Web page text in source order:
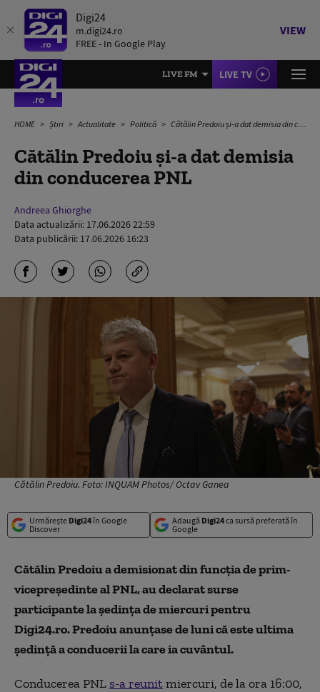
Digi24
m.digi24.ro
FREE - In Google Play
VIEW
LIVE FM LIVE TV
HOME Știri Actualitate Politică Cătălin Predoiu și-a dat demisia din conducerea PNL
Cătălin Predoiu și-a dat demisia
din conducerea PNL
Andreea Ghiorghe
Data actualizării: 17.06.2026 22:59
Data publicării: 17.06.2026 16:23
Cătălin Predoiu. Foto: INQUAM Photos/ Octav Ganea
Urmărește Digi24în Google
Discover
Adaugă Digi24ca sursă preferată în
Google
Cătălin Predoiu a demisionat din funcția de prim-
vicepreședinte al PNL, au declarat surse
participante la ședința de miercuri pentru
Digi24.ro. Predoiu anunțase de luni că este ultima
ședință a conducerii la care ia cuvântul.
Conducerea PNL s-a reunitmiercuri, de la ora 16:00,